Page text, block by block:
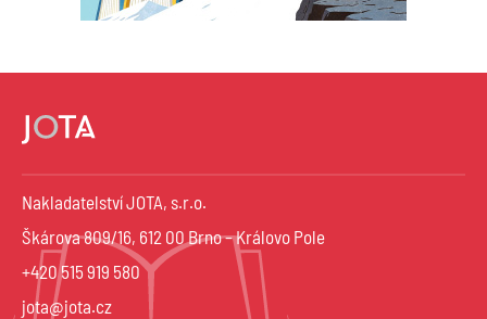
Nakladatelství JOTA, s.r.o.
Škárova 809/16, 612 00 Brno – Královo Pole
+420 515 919 580
jota@jota.cz